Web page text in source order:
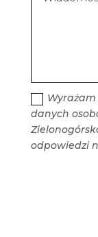
danych
odpowiedzi